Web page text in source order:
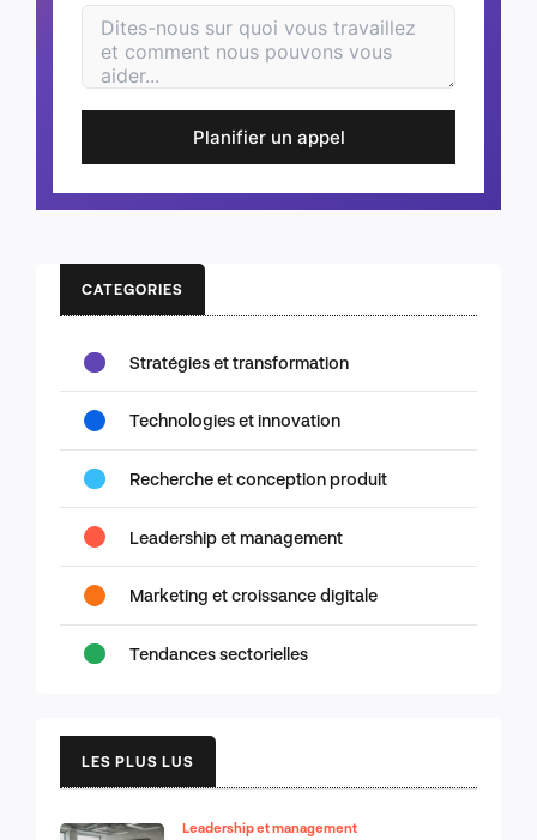
Planifier un appel
CATEGORIES
Stratégies et transformation
Technologies et innovation
Recherche et conception produit
Leadership et management
Marketing et croissance digitale
Tendances sectorielles
LES PLUS LUS
Leadership et management